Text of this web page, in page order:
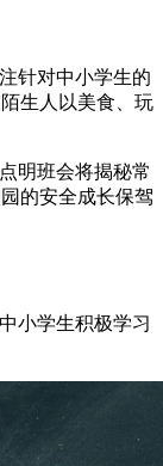
针对中小学生的
生人以美食、玩
明班会将揭秘常
的安全成长保驾
小学生积极学习